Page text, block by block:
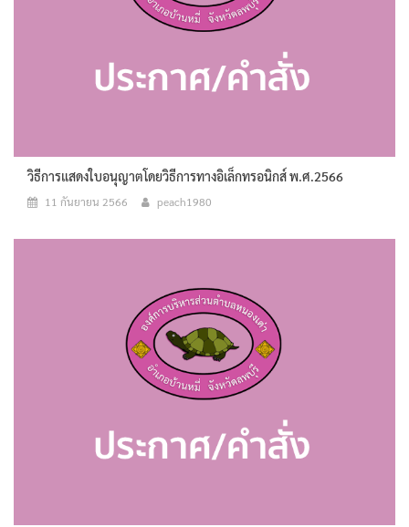
วิธีการแสดงใบอนุญาตโดยวิธีการทางอิเล็กทรอนิกส์ พ.ศ.2566
11 กันยายน 2566 peach1980